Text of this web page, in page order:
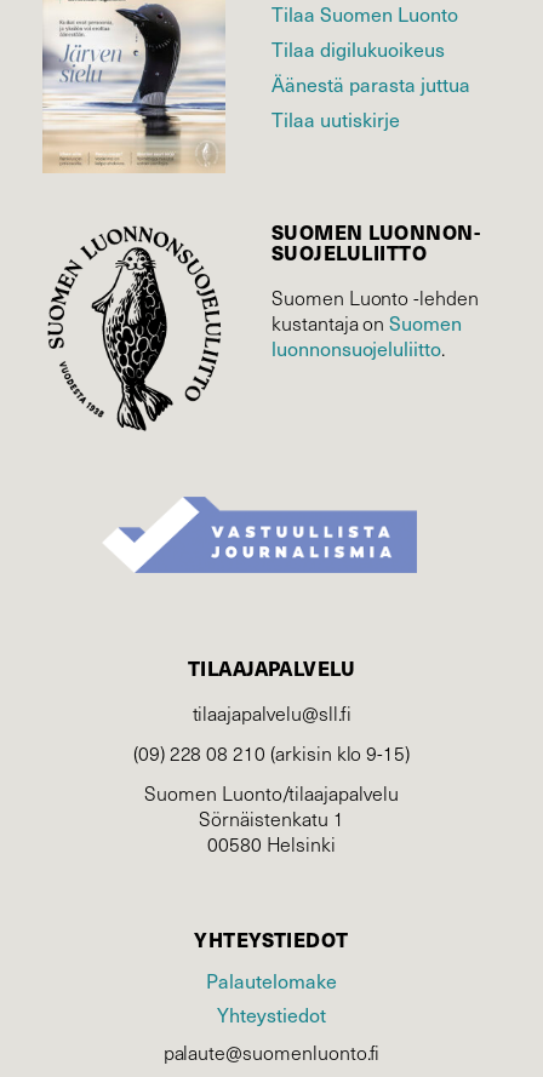
Tilaa Suomen Luonto
Tilaa digilukuoikeus
Äänestä parasta juttua
Tilaa uutiskirje
SUOMEN LUONNON­
SUOJELU­LIITTO
Suomen Luonto -lehden
kustantaja onSuomen
luonnonsuojelu­liitto.
TILAAJAPALVELU
tilaajapalvelu@sll.fi
(09) 228 08 210 (arkisin klo 9-15)
Suomen Luonto/tilaajapalvelu
Sörnäistenkatu 1
00580 Helsinki
YHTEYSTIEDOT
Palautelomake
Yhteystiedot
palaute@suomenluonto.fi